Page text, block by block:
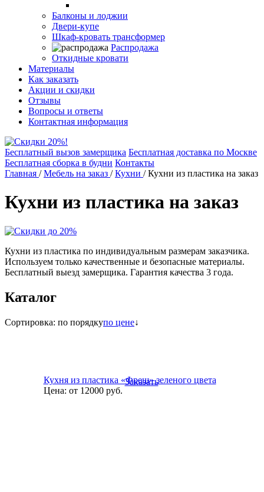
Балконы и лоджии
Двери-купе
Шкаф-кровать трансформер
Распродажа
Откидные кровати
Материалы
Как заказать
Акции и скидки
Отзывы
Вопросы и ответы
Контактная информация
Бесплатный вызов замерщика Бесплатная доставка по Москве
Бесплатная сборка в будни Контакты
Главная /Мебель на заказ /Кухни /Кухни из пластика на заказ
Кухни из пластика на заказ
Кухни из пластика по индивидуальным размерам заказчика.
Используем только качественные и безопасные материалы.
Бесплатный выезд замерщика. Гарантия качества 3 года.
Каталог
Сортировка: по порядкупо цене↓
Кухня из пластика «Фреш» зеленого цвета
Цена: от 12000руб.
Заказать